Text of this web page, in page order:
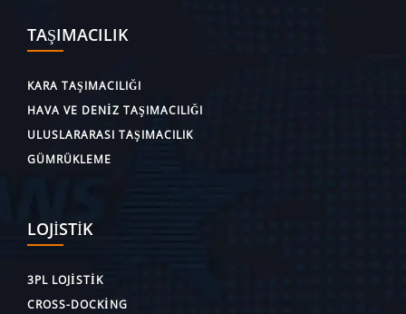
TAŞIMACILIK
KARA TAŞIMACILIĞI
HAVA VE DENIZ TAŞIMACILIĞI
ULUSLARARASI TAŞIMACILIK
GÜMRÜKLEME
LOJISTIK
3PL LOJISTIK
CROSS-DOCKING